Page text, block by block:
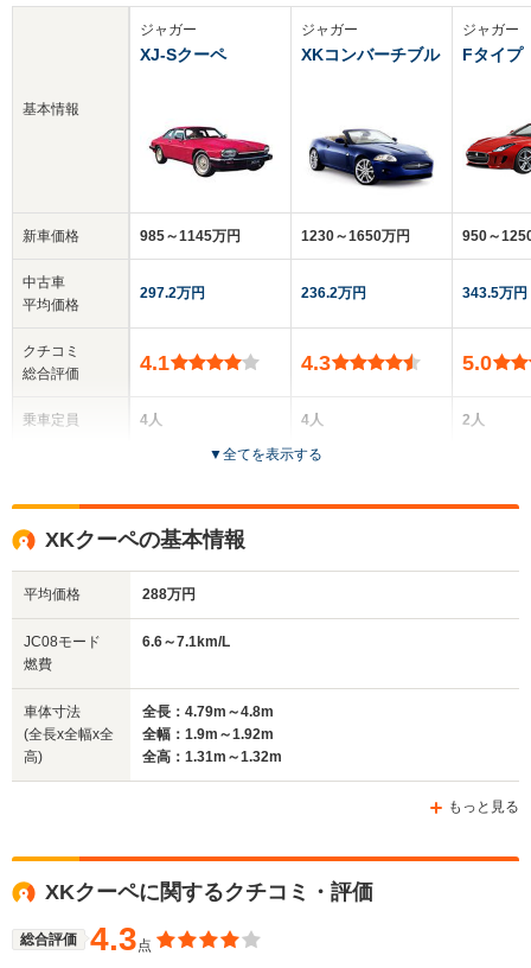
基本情報
新車価格
中古車
平均価格
クチコミ
総合評価
乗車定員
サイズ
(全長x全幅x全高)
WLTCモード
燃費
ジャガー
XJ-Sクーペ
985～1145万円
297.2万円
4.1
4人
全高
1.25m～1.27m
全幅
1.8m～1.81m
ジャガー
XKコンバーチブル
1230～1650万円
236.2万円
4.3
4人
2ドア
ジャガー
Fタイプ
950～
343.5万円
5.0
2人
▼全てを表示する
XKクーペの基本情報
平均価格 288万円
JC08モード
燃費
6.6～7.1km/L
車体寸法
(全長x全幅x全
高)
全長：4.79m～4.8m
全幅：1.9m～1.92m
全高：1.31m～1.32m
もっと見る
XKクーペに関するクチコミ・評価
総合評価 4.3点